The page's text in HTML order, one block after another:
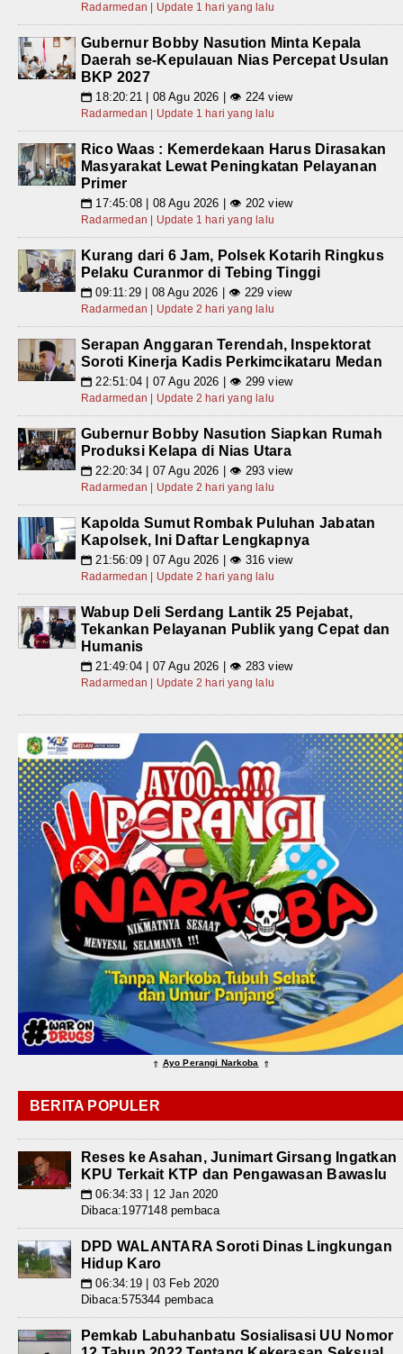
Radarmedan | Update 1 hari yang lalu
Gubernur Bobby Nasution Minta Kepala
Daerah se-Kepulauan Nias Percepat Usulan
BKP 2027
📅 18:20:21 | 08 Agu 2026 | 👁 224 view
Radarmedan | Update 1 hari yang lalu
Rico Waas : Kemerdekaan Harus Dirasakan
Masyarakat Lewat Peningkatan Pelayanan
Primer
📅 17:45:08 | 08 Agu 2026 | 👁 202 view
Radarmedan | Update 1 hari yang lalu
Kurang dari 6 Jam, Polsek Kotarih Ringkus
Pelaku Curanmor di Tebing Tinggi
📅 09:11:29 | 08 Agu 2026 | 👁 229 view
Radarmedan | Update 2 hari yang lalu
Serapan Anggaran Terendah, Inspektorat
Soroti Kinerja Kadis Perkimcikataru Medan
📅 22:51:04 | 07 Agu 2026 | 👁 299 view
Radarmedan | Update 2 hari yang lalu
Gubernur Bobby Nasution Siapkan Rumah
Produksi Kelapa di Nias Utara
📅 22:20:34 | 07 Agu 2026 | 👁 293 view
Radarmedan | Update 2 hari yang lalu
Kapolda Sumut Rombak Puluhan Jabatan
Kapolsek, Ini Daftar Lengkapnya
📅 21:56:09 | 07 Agu 2026 | 👁 316 view
Radarmedan | Update 2 hari yang lalu
Wabup Deli Serdang Lantik 25 Pejabat,
Tekankan Pelayanan Publik yang Cepat dan
Humanis
📅 21:49:04 | 07 Agu 2026 | 👁 283 view
Radarmedan | Update 2 hari yang lalu
⇑ Ayo Perangi Narkoba ⇑
BERITA POPULER
Reses ke Asahan, Junimart Girsang Ingatkan
KPU Terkait KTP dan Pengawasan Bawaslu
📅 06:34:33 | 12 Jan 2020
Dibaca:1977148 pembaca
DPD WALANTARA Soroti Dinas Lingkungan
Hidup Karo
📅 06:34:19 | 03 Feb 2020
Dibaca:575344 pembaca
Pemkab Labuhanbatu Sosialisasi UU Nomor